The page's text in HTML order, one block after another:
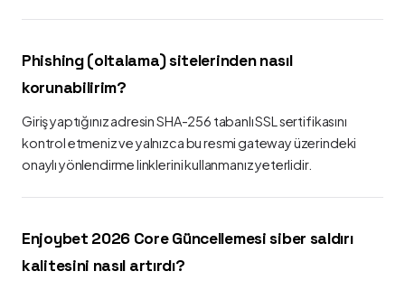
Phishing (oltalama) sitelerinden nasıl
korunabilirim?
Giriş yaptığınız adresin SHA-256 tabanlı SSL sertifikasını
kontrol etmeniz ve yalnızca bu resmi gateway üzerindeki
onaylı yönlendirme linklerini kullanmanız yeterlidir.
Enjoybet 2026 Core Güncellemesi siber saldırı
kalitesini nasıl artırdı?